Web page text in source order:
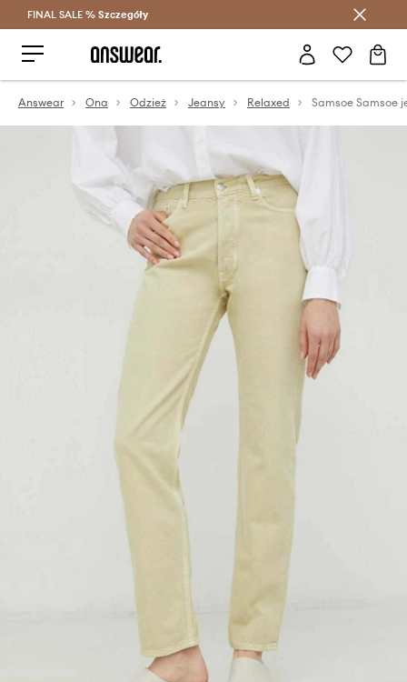
Oszczędzaj z Answear Club >
FINAL SALE % Szczegóły
Answear Ona Odzież Jeansy Relaxed